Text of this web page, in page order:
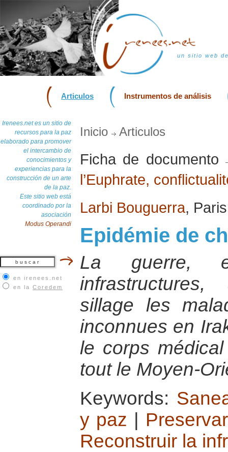
un sitio web
Articulos Instrumentos de análisis
Irenees.net es un sitio de
recursos para la paz
elaborado para promover
el intercambio de
conocimientos y
experiencias para la
construcción de un arte
de la paz.
Este sitio web está
coordinado por la
asociación
Modus Operandi
en irenees.net
en la Coredem
Inicio Articulos
Ficha de documento
l’Euphrate,
Larbi Bouguerra,
Epidémie de
La guerre,
sillage les
inconnues en
le corps
tout le Moyen-
Keywords:
y paz
Reconstruir la